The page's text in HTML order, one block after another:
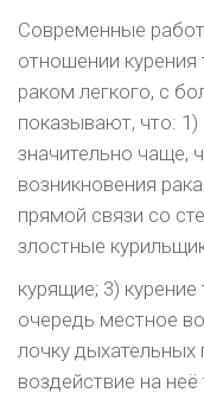
Современные
отношении курения
раком легкого, с
показывают, что:
значительно чаще,
возникновения
прямой связи со
злостные
курящие; 3)
очередь местное
лочку дыхательных
воздействие на неё